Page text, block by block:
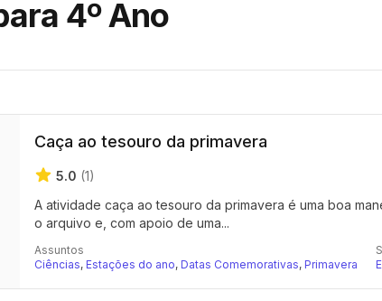
4º Ano
Caça ao tesouro da primavera
5.0 (1)
A atividade caça ao tesouro da primavera é uma boa
o arquivo e, com apoio de uma...
Assuntos
Ciências, Estações do ano, Datas Comemorativas, Primavera